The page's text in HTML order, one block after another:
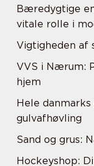
Bæredygtige
vitale rolle i
Vigtigheden af
VVS i Nærum:
hjem
Hele
gulvafhøvling
Sand og grus:
Hockeyshop: